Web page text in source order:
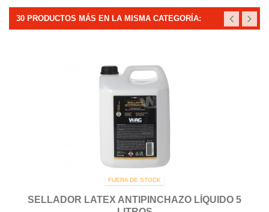
30 PRODUCTOS MÁS EN LA MISMA CATEGORÍA:
FUERA DE STOCK
SELLADOR LATEX ANTIPINCHAZO LÍQUIDO 5